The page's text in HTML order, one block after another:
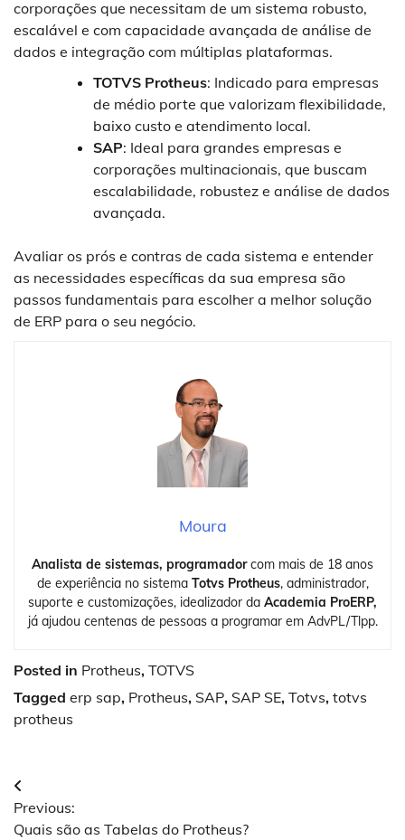
corporações que necessitam de um sistema robusto,
escalável e com capacidade avançada de análise de
dados e integração com múltiplas plataformas.
TOTVS Protheus: Indicado para empresas
de médio porte que valorizam flexibilidade,
baixo custo e atendimento local.
SAP: Ideal para grandes empresas e
corporações multinacionais, que buscam
escalabilidade, robustez e análise de dados
avançada.
Avaliar os prós e contras de cada sistema e entender
as necessidades específicas da sua empresa são
passos fundamentais para escolher a melhor solução
de ERP para o seu negócio.
Moura
Analista de sistemas, programadorcom mais de 18 anos
de experiência no sistema Totvs Protheus, administrador,
suporte e customizações, idealizador da Academia ProERP,
já ajudou centenas de pessoas a programar em AdvPL/Tlpp.
Posted in Protheus, TOTVS
Tagged erp sap, Protheus, SAP, SAP SE, Totvs, totvs
protheus
Navegação
de
Previous:
Quais são as Tabelas do Protheus?